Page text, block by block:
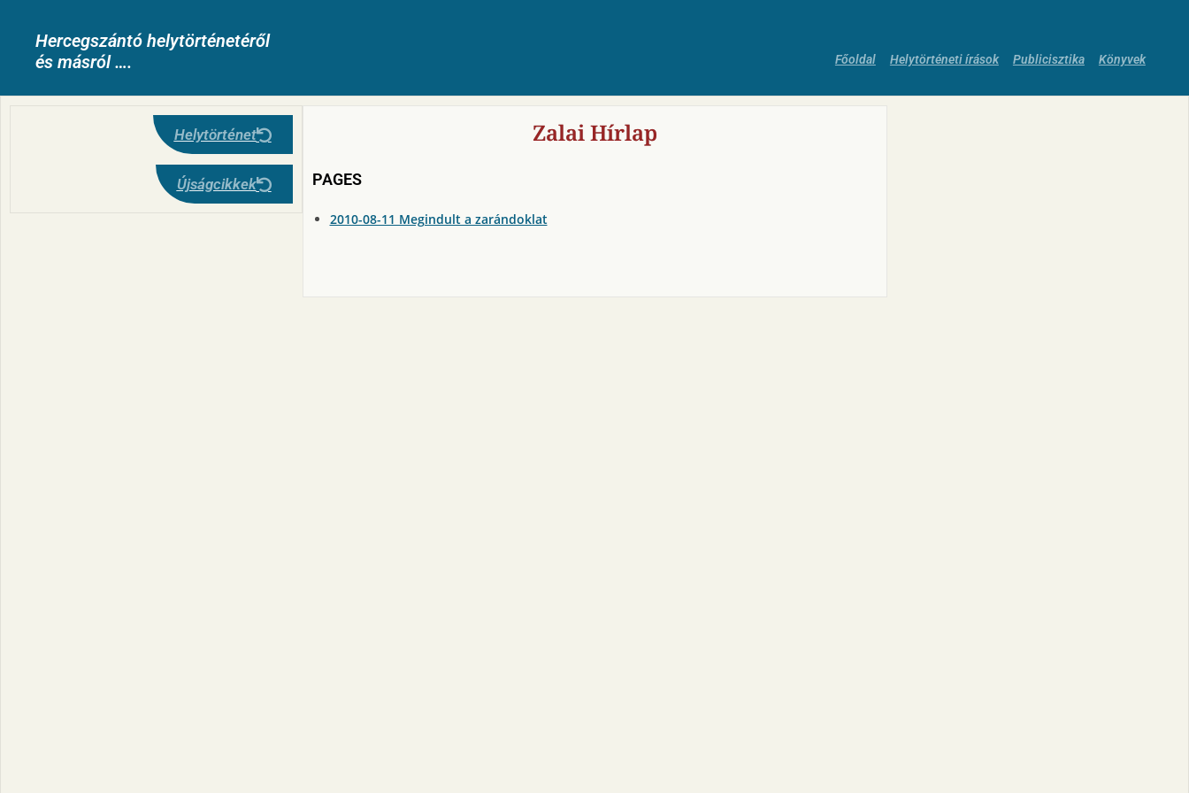
Hercegszántó helytörténetéről
és másról ….
Főoldal Helytörténeti írások Publicisztika Könyvek
Helytörténet
Újságcikkek
Zalai Hírlap
PAGES
2010-08-11 Megindult a zarándoklat